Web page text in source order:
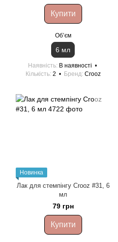
Купити
Обʼєм
6 мл
Наявність В наявності
Кількість 2 Бренд Crooz
Новинка
Лак для стемпінгу Crooz #31, 6
мл
79 грн
Купити